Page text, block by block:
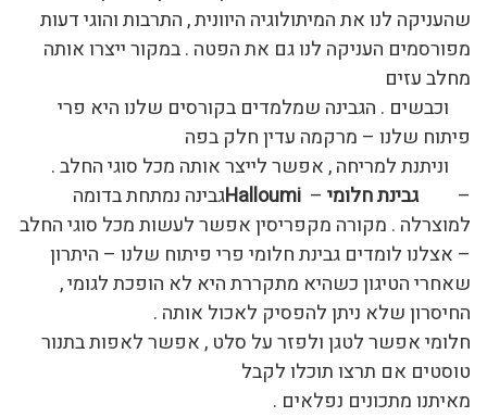
שהעניקה לנו את המיתולוגיה היוונית , התרבות והוגי דעות
מפורסמים העניקה לנו גם את הפטה . במקור ייצרו אותה
מחלב עזים
וכבשים . הגבינה שמלמדים בקורסים שלנו היא פרי
פיתוח שלנו – מרקמה עדין חלק בפה
וניתנת למריחה , אפשר לייצר אותה מכל סוגי החלב .
–גבינת חלומי –
Halloumiגבינה נמתחת בדומה
למוצרלה . מקורה מקפריסין אפשר לעשות מכל סוגי החלב
– אצלנו לומדים גבינת חלומי פרי פיתוח שלנו – היתרון
שאחרי הטיגון כשהיא מתקררת היא לא הופכת לגומי ,
החיסרון שלא ניתן להפסיק לאכול אותה .
חלומי אפשר לטגן ולפזר על סלט , אפשר לאפות בתנור
טוסטים אם תרצו תוכלו לקבל
מאיתנו מתכונים נפלאים .